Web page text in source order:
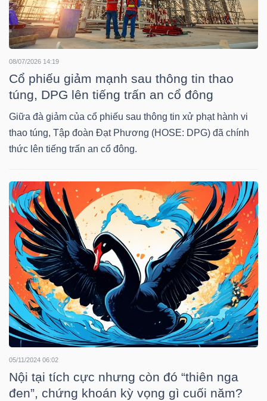
08/07/2026 14:19
Cổ phiếu giảm mạnh sau thông tin thao
túng, DPG lên tiếng trấn an cổ đông
Giữa đà giảm của cổ phiếu sau thông tin xử phạt hành vi
thao túng, Tập đoàn Đạt Phương (HOSE: DPG) đã chính
thức lên tiếng trấn an cổ đông.
05/11/2024 06:02
Nội tại tích cực nhưng còn đó “thiên nga
đen”, chứng khoán kỳ vọng gì cuối năm?
ĐÔNG
DƯƠNG
CHÍNH
CÁ
PHÂN
TÍCH
VIETSTOCKFINANCE
VĨ
MÔ
NGÀNH